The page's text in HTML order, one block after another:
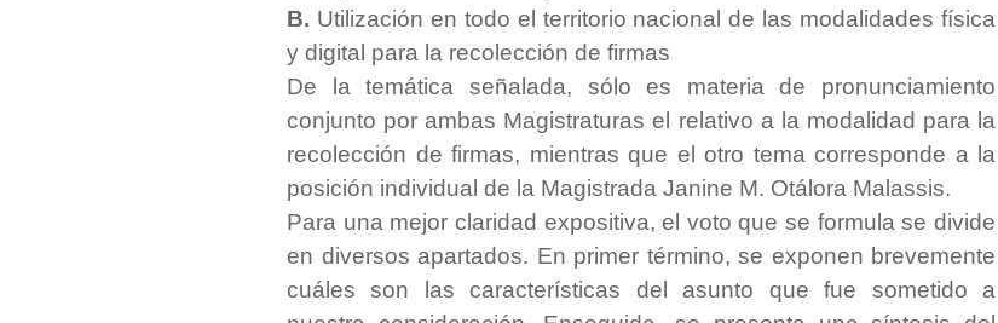
B. Utilización en todo el territorio nacional de las modalidades física
y digital para la recolección de firmas
De la temática señalada, sólo es materia de pronunciamiento
conjunto por ambas Magistraturas el relativo a la modalidad para la
recolección de firmas, mientras que el otro tema corresponde a la
posición individual de la Magistrada Janine M. Otálora Malassis.
Para una mejor claridad expositiva, el voto que se formula se divide
en diversos apartados. En primer término, se exponen brevemente
cuáles son las características del asunto que fue sometido a